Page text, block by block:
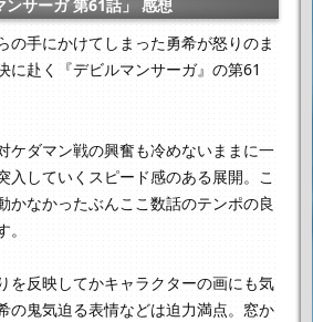
ンサーガ 第61話」 感想
の手にかけてしまった勇希が怒りのま
に赴く『デビルマンサーガ』の第61
ケダマン戦の興奮も冷めないままに一
入していくスピード感のある展開。
こ
かなかったぶんここ数話のテンポの良
を反映してかキャラクターの画にも気
の鬼気迫る表情などは迫力満点。 窓か